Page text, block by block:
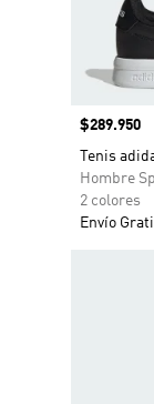
Precio
$289.950
Tenis
Hombre
2 colores
Envío